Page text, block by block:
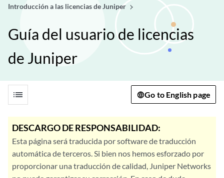
Introducción a las licencias de Juniper
Guía del usuario de licencias
de Juniper
list Go to English page
DESCARGO DE RESPONSABILIDAD:
Esta página será traducida por software de traducción
automática de terceros. Si bien nos hemos esforzado por
proporcionar una traducción de calidad, Juniper Networks